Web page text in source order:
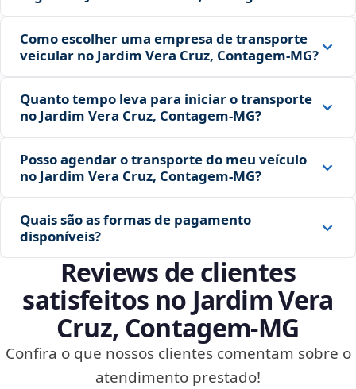
Como escolher uma empresa de transporte
veicular no Jardim Vera Cruz, Contagem‑MG?
Quanto tempo leva para iniciar o transporte
no Jardim Vera Cruz, Contagem‑MG?
Posso agendar o transporte do meu veículo
no Jardim Vera Cruz, Contagem‑MG?
Quais são as formas de pagamento
disponíveis?
Reviews de clientes
satisfeitos no Jardim Vera
Cruz, Contagem‑MG
Confira o que nossos clientes comentam sobre o
atendimento prestado!